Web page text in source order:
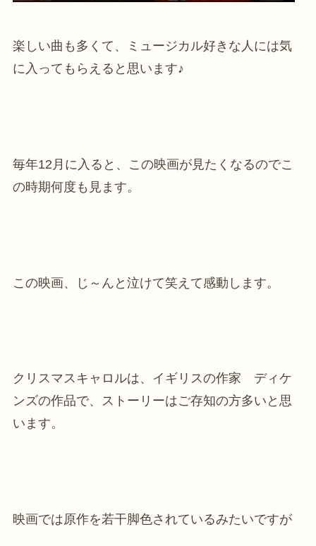
楽しい曲も多くて、ミュージカル好きな人には気
に入ってもらえると思います♪
毎年12月に入ると、この映画が見たくなるのでこ
の時期何度も見ます。
この映画、じ～んと泣けて笑えて感動します。
クリスマスキャロルは、イギリスの作家 ディケ
ンズの作品で、ストーリーはご存知の方多いと思
います。
映画では原作を若干脚色されているみたいですが